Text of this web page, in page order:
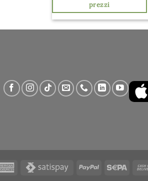
prezzi